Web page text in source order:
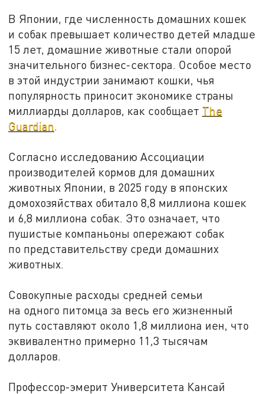
В Японии, где численность домашних кошек
и собак превышает количество детей младше
15 лет, домашние животные стали опорой
значительного бизнес-сектора. Особое место
в этой индустрии занимают кошки, чья
популярность приносит экономике страны
миллиарды долларов, как сообщает The
Guardian.
Согласно исследованию Ассоциации
производителей кормов для домашних
животных Японии, в 2025 году в японских
домохозяйствах обитало 8,8 миллиона кошек
и 6,8 миллиона собак. Это означает, что
пушистые компаньоны опережают собак
по представительству среди домашних
животных.
Совокупные расходы средней семьи
на одного питомца за весь его жизненный
путь составляют около 1,8 миллиона иен, что
эквивалентно примерно 11,3 тысячам
долларов.
Профессор-эмерит Университета Кансай